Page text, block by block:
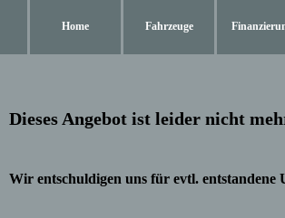
Home Fahrzeuge
Dieses Angebot ist leider nicht
Wir entschuldigen uns für evtl. entstandene